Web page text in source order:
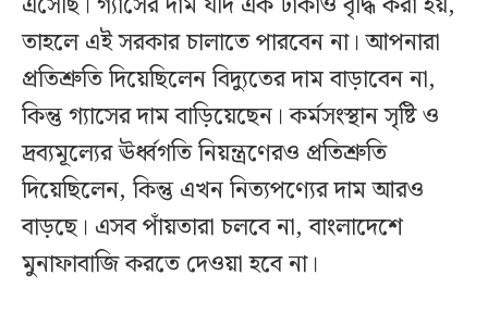
তাহলে এই সরকার চালাতে পারবেন না। আপনারা
প্রতিশ্রুতি দিয়েছিলেন বিদ্যুতের দাম বাড়াবেন না,
কিন্তু গ্যাসের দাম বাড়িয়েছেন। কর্মসংস্থান সৃষ্টি ও
দ্রব্যমূল্যের ঊর্ধ্বগতি নিয়ন্ত্রণেরও প্রতিশ্রুতি
দিয়েছিলেন, কিন্তু এখন নিত্যপণ্যের দাম আরও
বাড়ছে। এসব পাঁয়তারা চলবে না, বাংলাদেশে
মুনাফাবাজি করতে দেওয়া হবে না।